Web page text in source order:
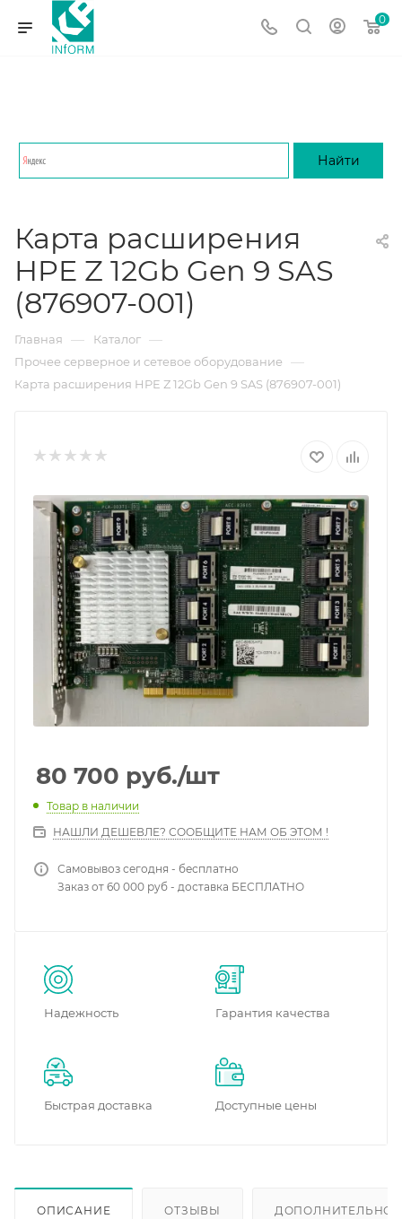
0
Карта расширения
HPE Z 12Gb Gen 9 SAS
(876907-001)
Главная — Каталог —
Прочее серверное и сетевое оборудование —
Карта расширения HPE Z 12Gb Gen 9 SAS (876907-001)
80 700 руб./шт
Товар в наличии
НАШЛИ ДЕШЕВЛЕ? СООБЩИТЕ НАМ ОБ ЭТОМ !
Самовывоз сегодня - бесплатно
Заказ от 60 000 руб - доставка БЕСПЛАТНО
Надежность Гарантия качества
Быстрая доставка Доступные цены
ОПИСАНИЕ ОТЗЫВЫ ДОПОЛНИТЕЛЬНО